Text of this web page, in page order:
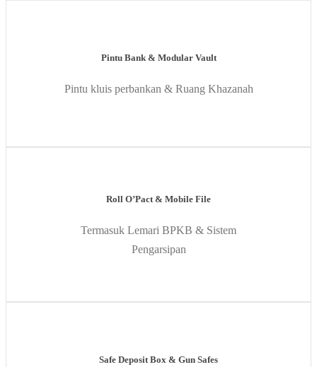
Pintu Bank & Modular Vault
Pintu kluis perbankan & Ruang Khazanah
Roll O’Pact & Mobile File
Termasuk Lemari BPKB & Sistem
Pengarsipan
Safe Deposit Box & Gun Safes